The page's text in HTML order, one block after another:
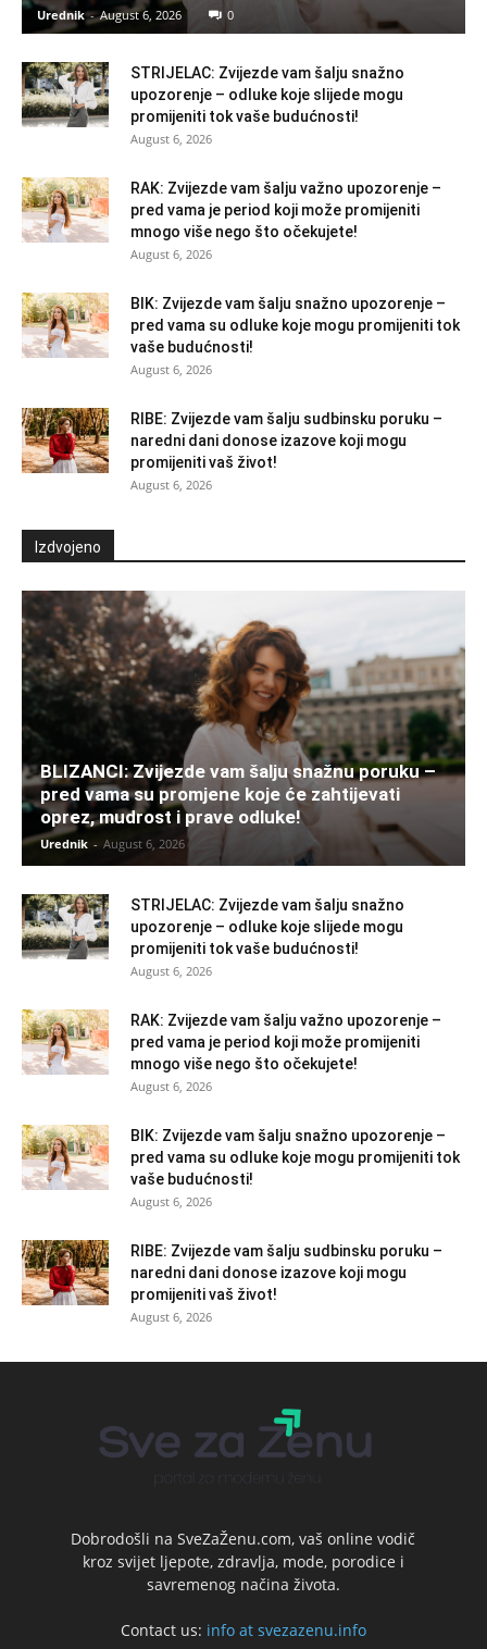
Urednik - August 6, 2026 0
STRIJELAC: Zvijezde vam šalju snažno
upozorenje – odluke koje slijede mogu
promijeniti tok vaše budućnosti!
August 6, 2026
RAK: Zvijezde vam šalju važno upozorenje –
pred vama je period koji može promijeniti
mnogo više nego što očekujete!
August 6, 2026
BIK: Zvijezde vam šalju snažno upozorenje –
pred vama su odluke koje mogu promijeniti tok
vaše budućnosti!
August 6, 2026
RIBE: Zvijezde vam šalju sudbinsku poruku –
naredni dani donose izazove koji mogu
promijeniti vaš život!
August 6, 2026
Izdvojeno
BLIZANCI: Zvijezde vam šalju snažnu poruku –
pred vama su promjene koje će zahtijevati
oprez, mudrost i prave odluke!
Urednik - August 6, 2026
STRIJELAC: Zvijezde vam šalju snažno
upozorenje – odluke koje slijede mogu
promijeniti tok vaše budućnosti!
August 6, 2026
RAK: Zvijezde vam šalju važno upozorenje –
pred vama je period koji može promijeniti
mnogo više nego što očekujete!
August 6, 2026
BIK: Zvijezde vam šalju snažno upozorenje –
pred vama su odluke koje mogu promijeniti tok
vaše budućnosti!
August 6, 2026
RIBE: Zvijezde vam šalju sudbinsku poruku –
naredni dani donose izazove koji mogu
promijeniti vaš život!
August 6, 2026
Dobrodošli na SveZaŽenu.com, vaš online vodič
kroz svijet ljepote, zdravlja, mode, porodice i
savremenog načina života.
Contact us: info at svezazenu.info